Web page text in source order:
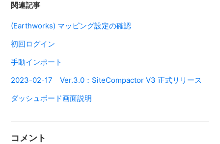
関連記事
(Earthworks) マッピング設定の確認
初回ログイン
手動インポート
2023-02-17 Ver.3.0：SiteCompactor V3 正式リリース
ダッシュボード画面説明
コメント